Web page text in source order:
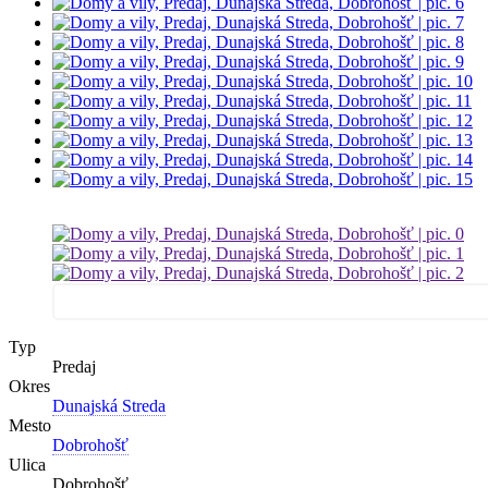
Typ
Predaj
Okres
Dunajská Streda
Mesto
Dobrohošť
Ulica
Dobrohošť